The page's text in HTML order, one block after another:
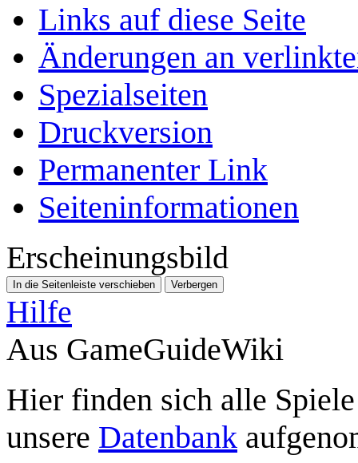
Links auf diese Seite
Änderungen an
Spezialseiten
Druckversion
Permanenter Link
Seiten­­informationen
Erscheinungsbild
In die Seitenleiste verschieben Verbergen
Hilfe
Aus GameGuideWiki
Hier finden sich alle
unsere Datenbank